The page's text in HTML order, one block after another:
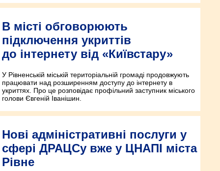
В місті обговорюють
підключення укриттів
до інтернету від «Київстару»
У Рівненській міській територіальній громаді продовжують
працювати над розширенням доступу до інтернету в
укриттях. Про це розповідає профільний заступник міського
голови Євгеній Іванішин.
Нові адміністративні послуги у
сфері ДРАЦСу вже у ЦНАПІ міста
Рівне